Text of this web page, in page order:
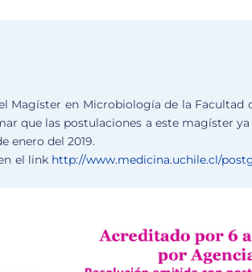
Magíster en Microbiología de la Facultad
que las postulaciones a este magíster
enero del 2019.
el link http://www.medicina.uchile.cl/